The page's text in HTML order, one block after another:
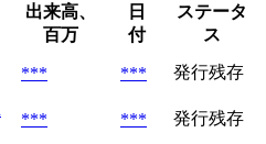
出来高、
百万
日
付
ステータ
ス
*** ***
発行残存
*** ***
発行残存